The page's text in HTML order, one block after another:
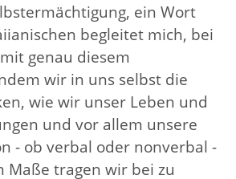
ein Wort
begleitet mich, bei
genau diesem
wir in uns selbst die
wie wir unser Leben und
und vor allem unsere
- ob verbal oder nonverbal -
Maße tragen wir bei zu